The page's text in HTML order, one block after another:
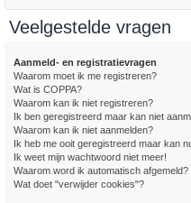
Veelgestelde vragen
Aanmeld- en registratievragen
Waarom moet ik me registreren?
Wat is COPPA?
Waarom kan ik niet registreren?
Ik ben geregistreerd maar kan niet
Waarom kan ik niet aanmelden?
Ik heb me ooit geregistreerd maar kan
Ik weet mijn wachtwoord niet meer!
Waarom word ik automatisch afgemeld?
Wat doet "verwijder cookies"?